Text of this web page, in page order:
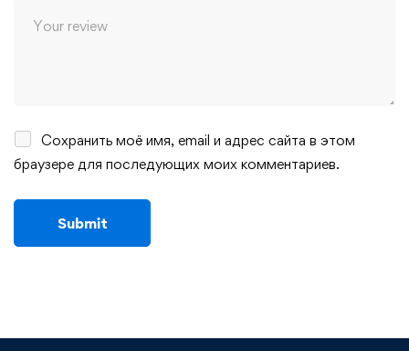
Сохранить моё имя, email и адрес сайта в этом
браузере для последующих моих комментариев.